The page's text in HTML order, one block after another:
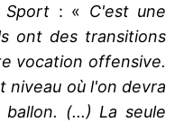
Sport : « C'est une
ont des transitions
vocation offensive.
niveau où l'on devra
(...) La seule